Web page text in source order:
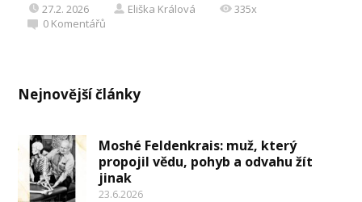
27.2. 2026 Eliška Králová
335x
0 Komentářů
Nejnovější články
Moshé Feldenkrais: muž, který
propojil vědu, pohyb a odvahu žít
jinak
23.6.2026